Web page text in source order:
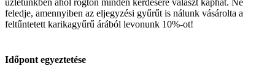
üzletünkben ahol rögtön minden kérdésére választ kaphat. Ne
feledje, amennyiben az eljegyzési gyűrűt is nálunk vásárolta a
feltűntetett karikagyűrű árából levonunk 10%-ot!
Időpont egyeztetése